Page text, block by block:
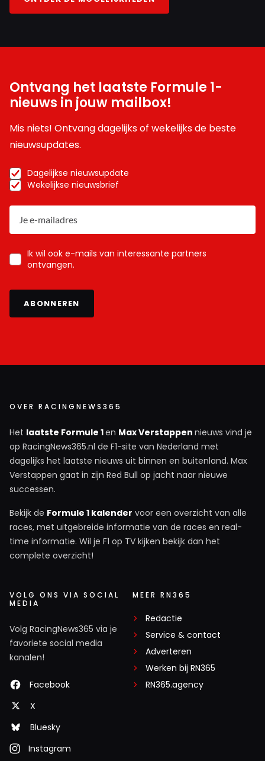
Ontvang het laatste Formule 1-
nieuws in jouw mailbox!
Mis niets! Ontvang dagelijks of wekelijks de beste
nieuwsupdates.
Dagelijkse nieuwsupdate
Wekelijkse nieuwsbrief
Ik wil ook e-mails van interessante partners
ontvangen.
ABONNEREN
OVER RACINGNEWS365
Het laatste Formule 1en Max Verstappen nieuws vind je
op RacingNews365.nl de F1-site van Nederland met
dagelijks het laatste nieuws uit binnen en buitenland. Max
Verstappen gaat in zijn Red Bull op jacht naar nieuwe
successen.
Bekijk de Formule 1 kalender voor een overzicht van alle
races, met uitgebreide informatie van de races en real-
time informatie. Wil je F1 op TV kijken bekijk dan het
complete overzicht!
VOLG ONS VIA SOCIAL
MEDIA
Volg RacingNews365 via je
favoriete social media
kanalen!
Facebook
X
Bluesky
Instagram
MEER RN365
Redactie
Service & contact
Adverteren
Werken bij RN365
RN365.agency